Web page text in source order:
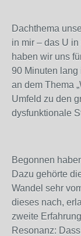
Dachthema
in mir – das U
haben wir uns
90 Minuten lang
an dem Thema
Umfeld zu den
dysfunktionale
Begonnen
Dazu gehörte
Wandel sehr
dieses nach,
zweite
Resonanz: